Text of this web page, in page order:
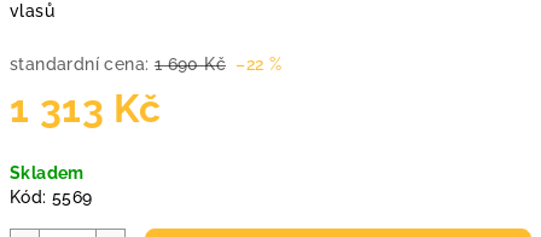
vlasů
standardní cena: 1 690 Kč –22 %
1 313 Kč
cena:
Skladem
Kód: 5569